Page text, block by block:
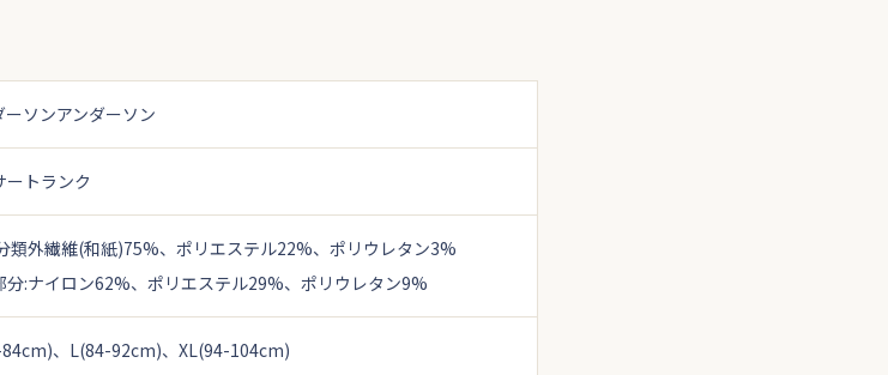
ーソンアンダーソン
ートランク
類外繊維(和紙)75%、ポリエステル22%、ポリウレタン3%
分:ナイロン62%、ポリエステル29%、ポリウレタン9%
、L(84-92cm)、XL(94-104cm)